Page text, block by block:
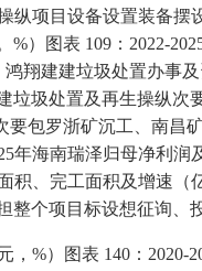
项目设备设置装备摆
）图表 109：2022-
翔建建垃圾处置办
圾处置及再生操纵
包罗浙矿沉工、南昌
年海南瑞泽归母净利
积、完工面积及增速
个项目标设想征询、
）图表 140：2020-